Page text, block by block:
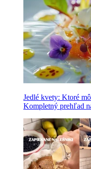
Jedlé kvety: Ktoré
Kompletný prehľad